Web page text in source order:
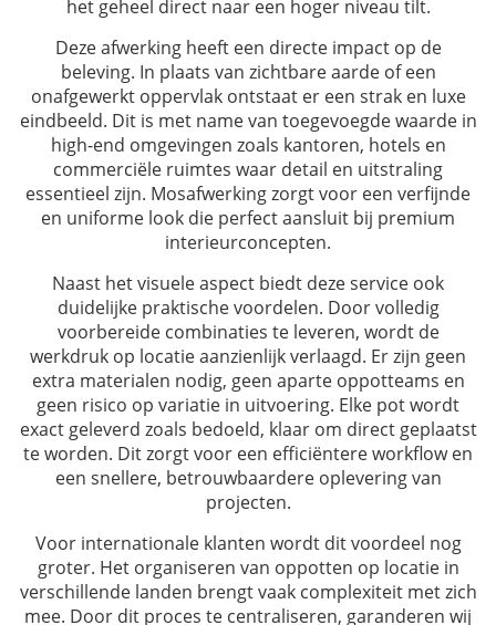
het geheel direct naar een hoger niveau tilt.
Deze afwerking heeft een directe impact op de
beleving. In plaats van zichtbare aarde of een
onafgewerkt oppervlak ontstaat er een strak en luxe
eindbeeld. Dit is met name van toegevoegde waarde in
high-end omgevingen zoals kantoren, hotels en
commerciële ruimtes waar detail en uitstraling
essentieel zijn. Mosafwerking zorgt voor een verfijnde
en uniforme look die perfect aansluit bij premium
interieurconcepten.
Naast het visuele aspect biedt deze service ook
duidelijke praktische voordelen. Door volledig
voorbereide combinaties te leveren, wordt de
werkdruk op locatie aanzienlijk verlaagd. Er zijn geen
extra materialen nodig, geen aparte oppotteams en
geen risico op variatie in uitvoering. Elke pot wordt
exact geleverd zoals bedoeld, klaar om direct geplaatst
te worden. Dit zorgt voor een efficiëntere workflow en
een snellere, betrouwbaardere oplevering van
projecten.
Voor internationale klanten wordt dit voordeel nog
groter. Het organiseren van oppotten op locatie in
verschillende landen brengt vaak complexiteit met zich
mee. Door dit proces te centraliseren, garanderen wij